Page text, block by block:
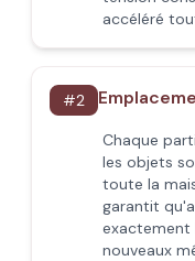
accéléré
#2
Chaque
les objets
toute la
garantit
exactement
nouveaux